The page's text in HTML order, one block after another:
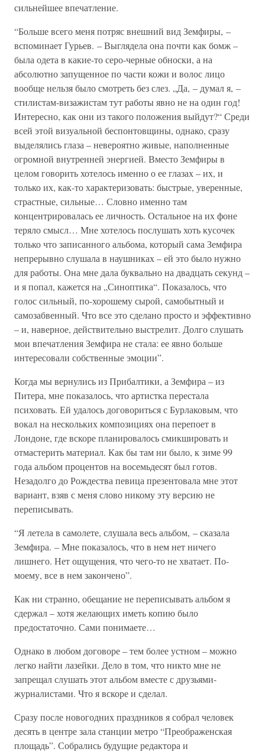
сильнейшее впечатление.
“Больше всего меня потряс внешний вид Земфиры, –
вспоминает Гурьев. – Выглядела она почти как бомж –
была одета в какие-то серо-черные обноски, а на
абсолютно запущенное по части кожи и волос лицо
вообще нельзя было смотреть без слез. „Да, – думал я, –
стилистам-визажистам тут работы явно не на один год!
Интересно, как они из такого положения выйдут?“ Среди
всей этой визуальной беспонтовщины, однако, сразу
выделялись глаза – невероятно живые, наполненные
огромной внутренней энергией. Вместо Земфиры в
целом говорить хотелось именно о ее глазах – их, и
только их, как-то характеризовать: быстрые, уверенные,
страстные, сильные… Словно именно там
концентрировалась ее личность. Остальное на их фоне
теряло смысл… Мне хотелось послушать хоть кусочек
только что записанного альбома, который сама Земфира
непрерывно слушала в наушниках – ей это было нужно
для работы. Она мне дала буквально на двадцать секунд –
и я попал, кажется на „Синоптика“. Показалось, что
голос сильный, по-хорошему сырой, самобытный и
самозабвенный. Что все это сделано просто и эффективно
– и, наверное, действительно выстрелит. Долго слушать
мои впечатления Земфира не стала: ее явно больше
интересовали собственные эмоции”.
Когда мы вернулись из Прибалтики, а Земфира – из
Питера, мне показалось, что артистка перестала
психовать. Ей удалось договориться с Бурлаковым, что
вокал на нескольких композициях она перепоет в
Лондоне, где вскоре планировалось смикшировать и
отмастерить материал. Как бы там ни было, к зиме 99
года альбом процентов на восемьдесят был готов.
Незадолго до Рождества певица презентовала мне этот
вариант, взяв с меня слово никому эту версию не
переписывать.
“Я летела в самолете, слушала весь альбом, – сказала
Земфира. – Мне показалось, что в нем нет ничего
лишнего. Нет ощущения, что чего-то не хватает. По-
моему, все в нем закончено”.
Как ни странно, обещание не переписывать альбом я
сдержал – хотя желающих иметь копию было
предостаточно. Сами понимаете…
Однако в любом договоре – тем более устном – можно
легко найти лазейки. Дело в том, что никто мне не
запрещал слушать этот альбом вместе с друзьями-
журналистами. Что я вскоре и сделал.
Сразу после новогодних праздников я собрал человек
десять в центре зала станции метро “Преображенская
площадь”. Собрались будущие редактора и